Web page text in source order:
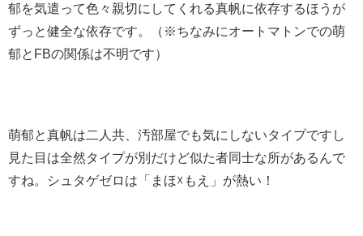
郁を気遣って色々親切にしてくれる真帆に依存するほうが
ずっと健全な依存です。（※ちなみにオートマトンでの萌
郁とFBの関係は不明です）
萌郁と真帆は二人共、汚部屋でも気にしないタイプですし
見た目は全然タイプが別だけど似た者同士な所があるんで
すね。シュタゲゼロは「まほ☓もえ」が熱い！